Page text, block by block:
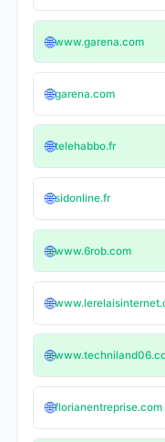
🌐www.garena.com
🌐garena.com
🌐telehabbo.fr
🌐sidonline.fr
🌐www.6rob.com
🌐
🌐
🌐florianentreprise.com